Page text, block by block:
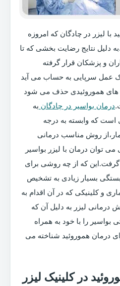
با لیزر در چادگان که امروزه
دلیل نتایج رضایت بخشی که تا
و پزشکان قرار گرفته
عمل سرپایی به حساب می آید
هموروئیدی حذف می شود
درمان بواسیر در چادگان به
است که وابسته به درجه
روش مناسب درمانی
توان درمان با لیزر بواسیر
که از چه روشی برای
بسیار زیادی به تشخیص
و کلینیکی که در آن اقدام به
درمانی لیزر به دلیل آن که
را با خود به همراه
درمان هموروئید شناخته می
در کلینیک لیزر